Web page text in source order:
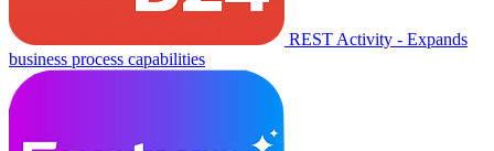
REST Activity - Expands
business process capabilities